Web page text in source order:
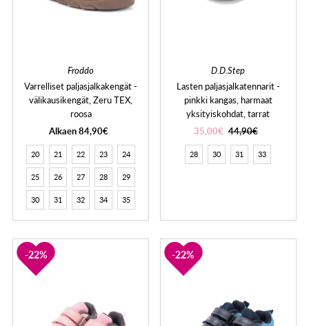
Froddo
Varrelliset paljasjalkakengät -
välikausikengät, Zeru TEX,
roosa
Alkaen 84,90€
20 21 22 23 24
25 26 27 28 29
30 31 32 34 35
D.D.Step
Lasten paljasjalkatennarit -
pinkki kangas, harmaat
yksityiskohdat, tarrat
35,00€ 44,90€
28 30 31 33
22% 22%